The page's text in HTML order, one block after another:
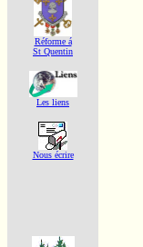
Réforme á
St Quentin
Les liens
Nous écrire